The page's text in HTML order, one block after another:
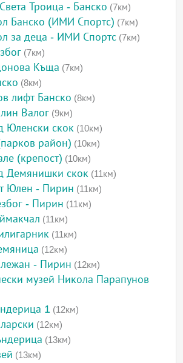
Троица - Банско (7км)
Банско (ИМИ Спортс) (7км)
за деца - ИМИ Спортс (7км)
(7км)
Къща (7км)
(8км)
лифт Банско (8км)
Валог (9км)
Юленски скок (10км)
район) (10км)
(крепост) (10км)
Демянишки скок (11км)
Юлен - Пирин (11км)
- Пирин (11км)
(11км)
(11км)
(12км)
- Пирин (12км)
музей Никола Парапунов
1 (12км)
(12км)
(13км)
(13км)